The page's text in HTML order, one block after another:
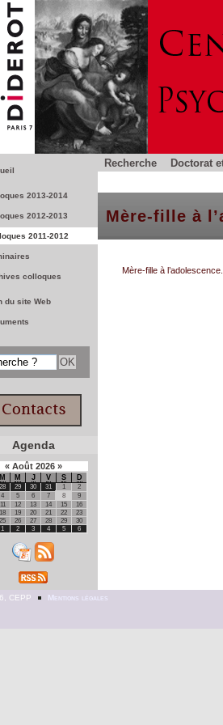
Recherche Doctorat
Mère-fille à
Mère-fille à
2013-2014
2012-2013
2011-2012
colloques
du site Web
Agenda
« Août 2026 »
M M J V S D
28 29 30 31 1
2
4 5 6 7 8
9
11 12 13 14 15
16
18 19 20 21 22
23
25 26 27 28 29
30
1 2 3 4 5 6
CEPP Mentions légales